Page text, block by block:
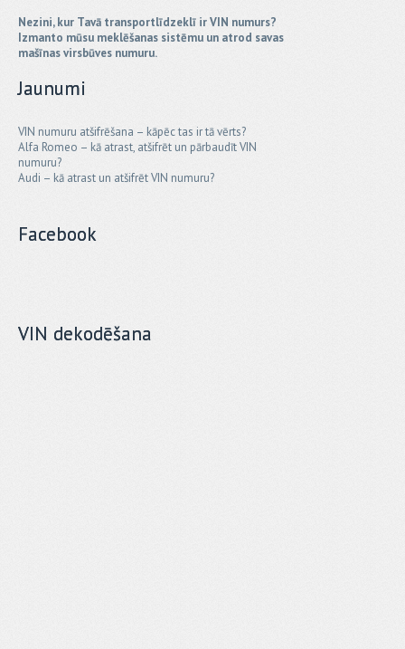
Nezini, kur Tavā transportlīdzeklī ir VIN numurs?
Izmanto mūsu meklēšanas sistēmu un atrod savas
mašīnas virsbūves numuru.
Jaunumi
VIN numuru atšifrēšana – kāpēc tas ir tā vērts?
Alfa Romeo – kā atrast, atšifrēt un pārbaudīt VIN
numuru?
Audi – kā atrast un atšifrēt VIN numuru?
Facebook
VIN dekodēšana